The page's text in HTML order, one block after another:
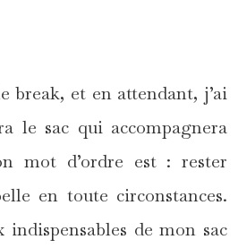
et en attendant, j’ai
le sac qui accompagnera
mot d’ordre est : rester
en toute circonstances.
de mon sac